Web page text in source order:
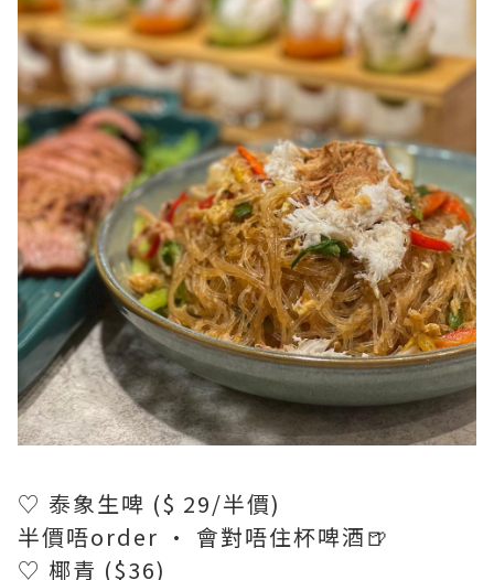
♡ 泰象生啤 ($ 29/半價)
半價唔order · 會對唔住杯啤酒🍺
♡ 椰青 ($36)